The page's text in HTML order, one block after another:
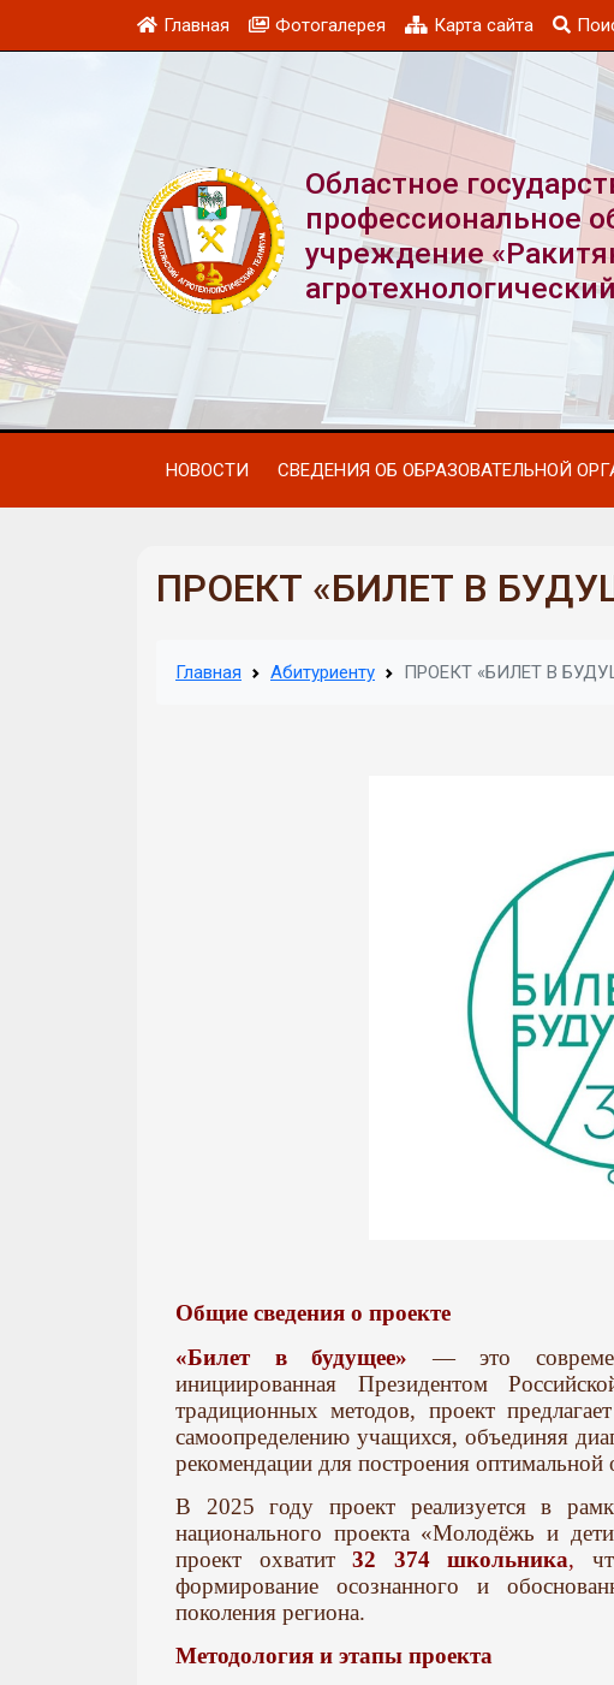
Главная Фотогалерея Карта сайта
Областное
профессиональное
учреждение
НОВОСТИ СВЕДЕНИЯ ОБ ОБРАЗОВАТЕЛЬНОЙ
ПРОЕКТ «БИЛЕТ В
Главная Абитуриенту ПРОЕКТ «БИЛЕТ В
Общие сведения о проекте
«Билет в будущее» — это
инициированная Президентом
традиционных методов, проект
самоопределению учащихся, объединяя
рекомендации для построения оптимальной
В 2025 году проект реализуется в
национального проекта «Молодёжь и
проект охватит32 374 школьника,
формирование осознанного и
поколения региона.
Методология и этапы проекта